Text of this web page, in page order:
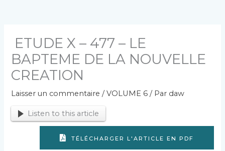
ETUDE X – 477 – LE
BAPTEME DE LA NOUVELLE
CREATION
Laisser un commentaire /VOLUME 6 / Par daw
Listen to this article
TÉLÉCHARGER L'ARTICLE EN PDF